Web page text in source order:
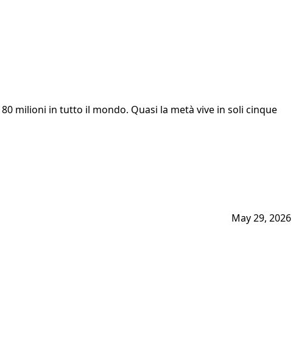
milioni in tutto il mondo. Quasi la metà vive in soli cinque
May 29, 2026